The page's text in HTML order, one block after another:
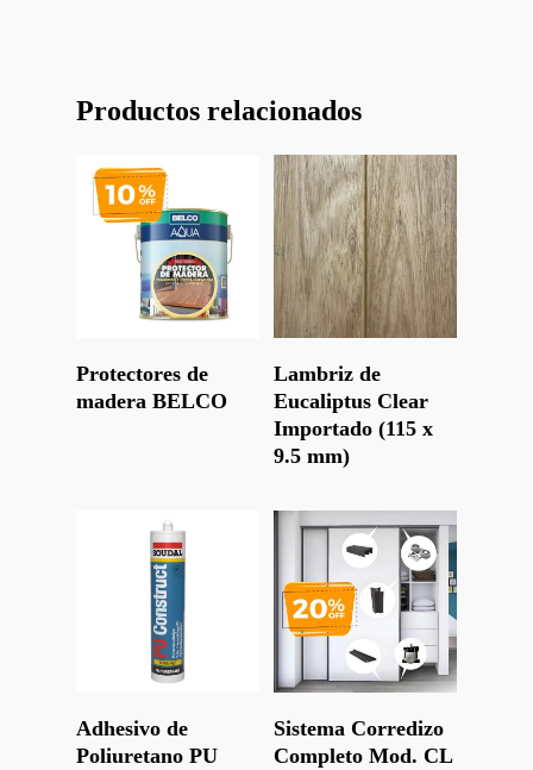
Productos relacionados
Protectores de
madera BELCO
Leer Más
Lambriz de
Eucaliptus Clear
Importado (115 x
9.5 mm)
Leer Más
Adhesivo de
Poliuretano PU
Sistema Corredizo
Completo Mod. CL